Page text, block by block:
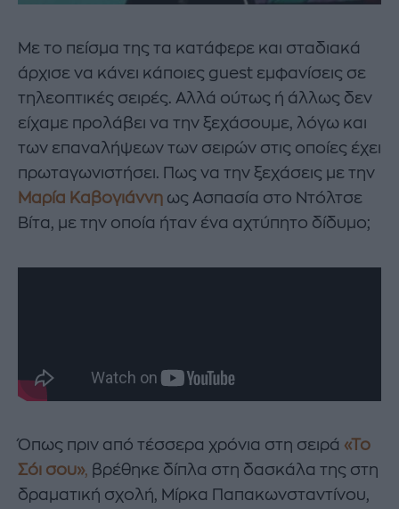
Mε το πείσμα της τα κατάφερε και σταδιακά
άρχισε να κάνει κάποιες guest εμφανίσεις σε
τηλεοπτικές σειρές. Αλλά ούτως ή άλλως δεν
είχαμε προλάβει να την ξεχάσουμε, λόγω και
των επαναλήψεων των σειρών στις οποίες έχει
πρωταγωνιστήσει. Πως να την ξεχάσεις με την
Μαρία Καβογιάννη ως Ασπασία στο Ντόλτσε
Βίτα, με την οποία ήταν ένα αχτύπητο δίδυμο;
Όπως πριν από τέσσερα χρόνια στη σειρά «Το
Σόι σου», βρέθηκε δίπλα στη δασκάλα της στη
δραματική σχολή, Μίρκα Παπακωνσταντίνου,